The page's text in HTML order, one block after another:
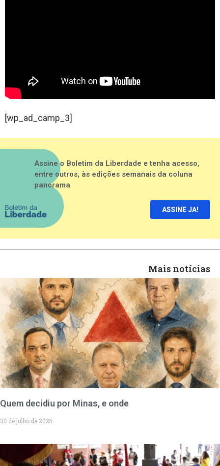
[wp_ad_camp_3]
Assine o Boletim da Liberdade e tenha acesso,
entre outros, às edições semanais da coluna
panorama
ASSINE JA!
Mais notícias
Quem decidiu por Minas, e onde
30 de julho de 2026